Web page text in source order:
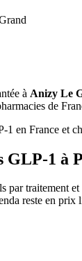
à Anizy Le
de
en France et
GLP-1 à
par traitement
reste en